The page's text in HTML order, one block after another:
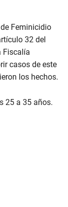
Feminicidio
32 del
Fiscalía
casos de este
los hechos.
25 a 35 años.